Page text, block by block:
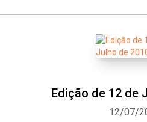
Edição de 12 de
12/07/